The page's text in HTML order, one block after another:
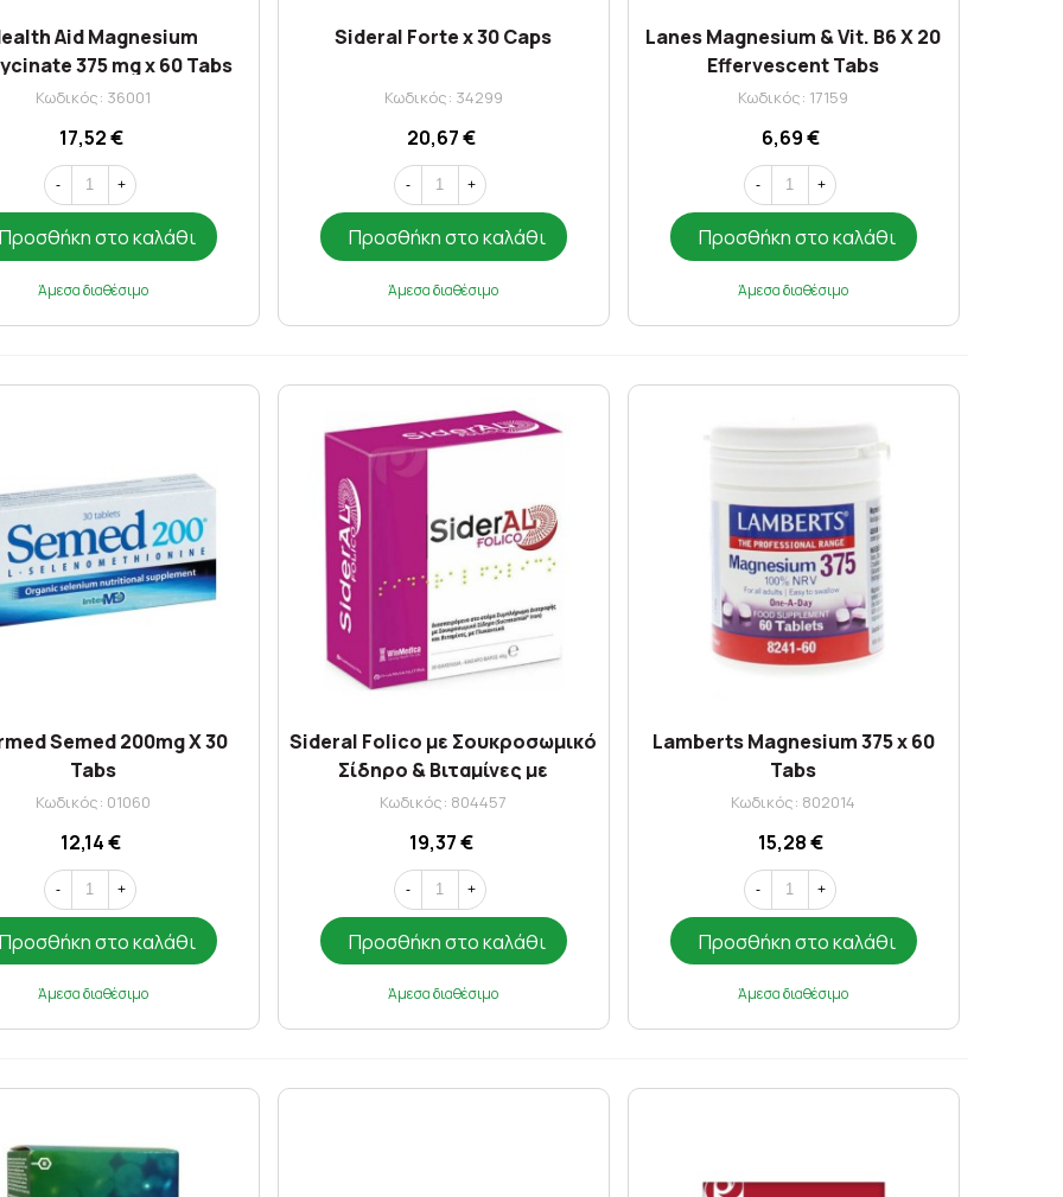
Aid Magnesium
375 mg x 60 Tabs
Κωδικός: 36001
17,52 €
- +
Προσθήκη στο καλάθι
Άμεσα διαθέσιμο
Sideral Forte x 30 Caps
Κωδικός: 34299
20,67 €
- +
Προσθήκη στο καλάθι
Άμεσα διαθέσιμο
Lanes Magnesium & Vit. B6 X 20
Effervescent Tabs
Κωδικός: 17159
6,69 €
- +
Προσθήκη στο καλάθι
Άμεσα διαθέσιμο
Semed 200mg X 30
Tabs
Κωδικός: 01060
12,14 €
- +
Προσθήκη στο καλάθι
Άμεσα διαθέσιμο
Sideral Folico με Σουκροσωμικό
Σίδηρο & Βιταμίνες με
Γλυκαντικά 30 φακελίσκοι
Κωδικός: 804457
19,37 €
- +
Προσθήκη στο καλάθι
Άμεσα διαθέσιμο
Lamberts Magnesium 375 x 60
Tabs
Κωδικός: 802014
15,28 €
- +
Προσθήκη στο καλάθι
Άμεσα διαθέσιμο